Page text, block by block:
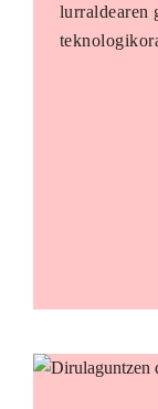
lurraldearen